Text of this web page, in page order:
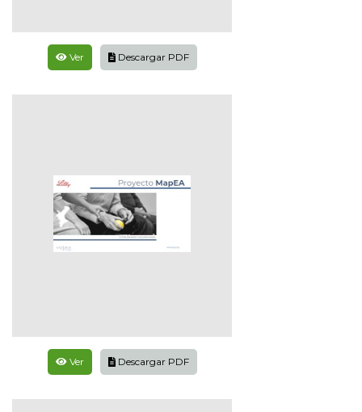
Ver Descargar PDF
Ver Descargar PDF